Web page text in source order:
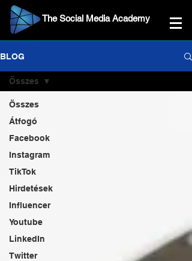
The Social Media Academy
BLOG
Összes
Átfogó
Facebook
Instagram
TikTok
Hirdetések
Influencer
Youtube
LinkedIn
Twitter
Összes